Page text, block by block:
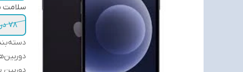
سلامت
78 درصد